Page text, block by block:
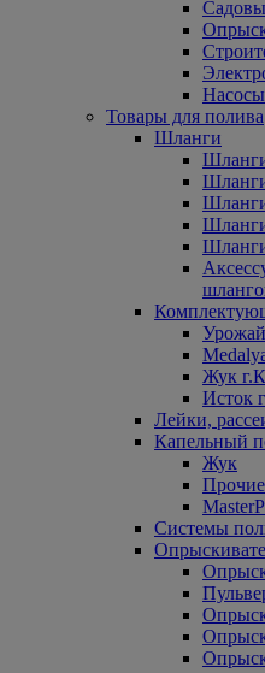
Насосы
Товары для полива
Шланги
Жук
Исток
Лейки,
Капельный
Жук
Системы